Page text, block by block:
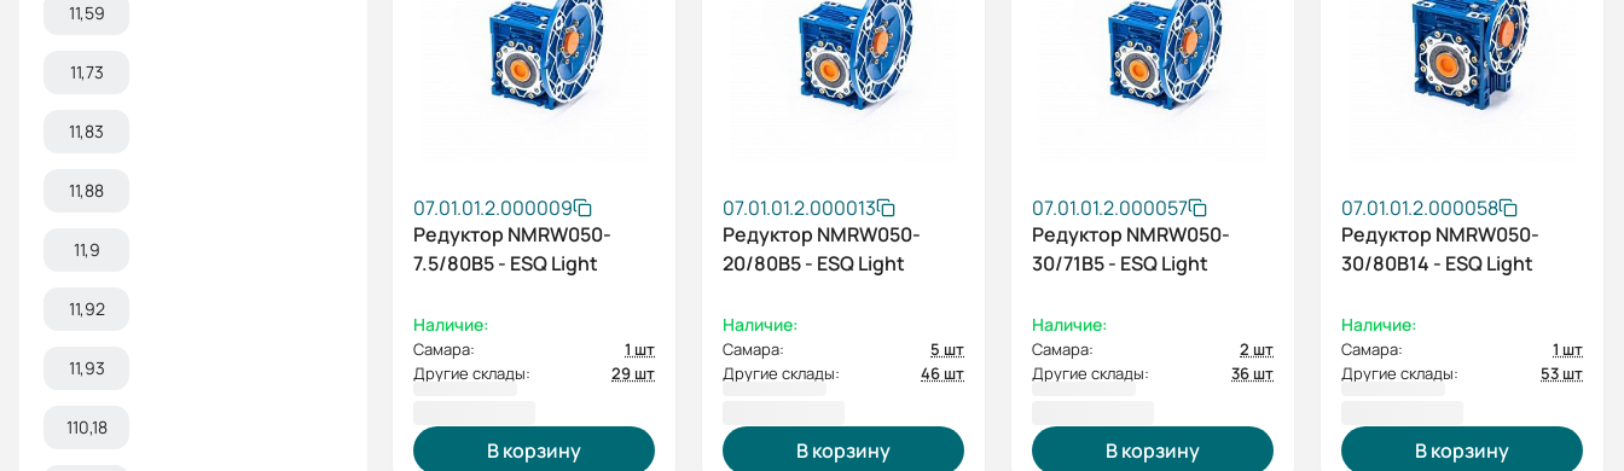
11,59
11,73
11,83
11,88
11,9
11,92
11,93
110,18
07.01.01.2.000009
Редуктор NMRW050-
7.5/80B5 - ESQ Light
Наличие:
Самара:
1 шт
Другие склады:
29 шт
В корзину
07.01.01.2.000013
Редуктор NMRW050-
20/80B5 - ESQ Light
Наличие:
Самара:
5 шт
Другие склады:
46 шт
В корзину
07.01.01.2.000057
Редуктор NMRW050-
30/71B5 - ESQ Light
Наличие:
Самара:
2 шт
Другие склады:
36 шт
В корзину
07.01.01.2.000058
Редуктор NMRW050-
30/80B14 - ESQ Light
Наличие:
Самара:
1 шт
Другие склады:
53 шт
В корзину